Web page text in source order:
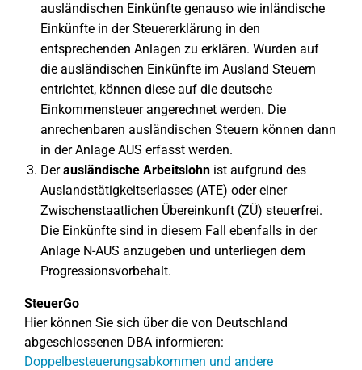
ausländischen Einkünfte genauso wie inländische
Einkünfte in der Steuererklärung in den
entsprechenden Anlagen zu erklären. Wurden auf
die ausländischen Einkünfte im Ausland Steuern
entrichtet, können diese auf die deutsche
Einkommensteuer angerechnet werden. Die
anrechenbaren ausländischen Steuern können dann
in der Anlage AUS erfasst werden.
Derausländische Arbeitslohn ist aufgrund des
Auslandstätigkeitserlasses (ATE) oder einer
Zwischenstaatlichen Übereinkunft (ZÜ) steuerfrei.
Die Einkünfte sind in diesem Fall ebenfalls in der
Anlage N-AUS anzugeben und unterliegen dem
Progressionsvorbehalt.
SteuerGo
Hier können Sie sich über die von Deutschland
abgeschlossenen DBA informieren:
Doppelbesteuerungsabkommen und andere